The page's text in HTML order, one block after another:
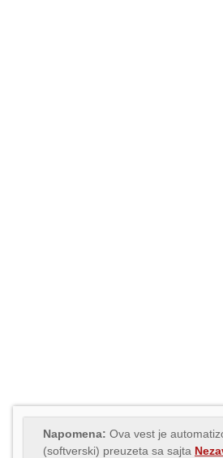
Napomena: Ova vest je
(softverski) preuzeta sa sajta